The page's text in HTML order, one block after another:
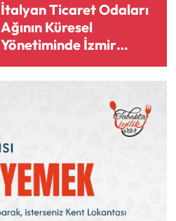
İtalyan Ticaret Odaları
Ağının Küresel
Yönetiminde İzmir
Dönemi